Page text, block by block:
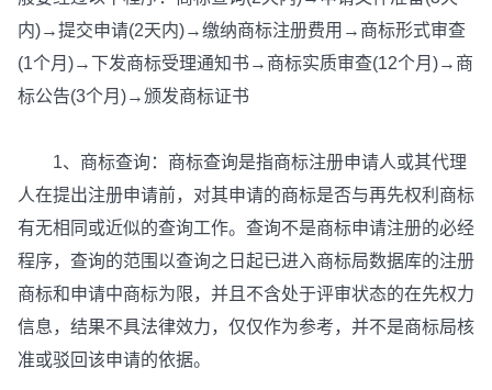
内)→提交申请(2天内)→缴纳商标注册费用→商标形式审查
(1个月)→下发商标受理通知书→商标实质审查(12个月)→商
标公告(3个月)→颁发商标证书
1、商标查询：商标查询是指商标注册申请人或其代理
人在提出注册申请前，对其申请的商标是否与再先权利商标
有无相同或近似的查询工作。查询不是商标申请注册的必经
程序，查询的范围以查询之日起已进入商标局数据库的注册
商标和申请中商标为限，并且不含处于评审状态的在先权力
信息，结果不具法律效力，仅仅作为参考，并不是商标局核
准或驳回该申请的依据。